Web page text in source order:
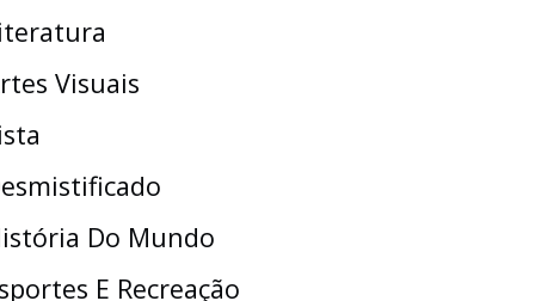
Visuais
Do Mundo
E Recreação